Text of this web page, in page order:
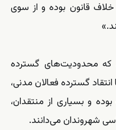
خلاف قانون بوده و از سوی
که محدودیت‌های گسترده
گسترده فعالان مدنی،
و بسیاری از منتقدان،
شهروندان می‌دانند.